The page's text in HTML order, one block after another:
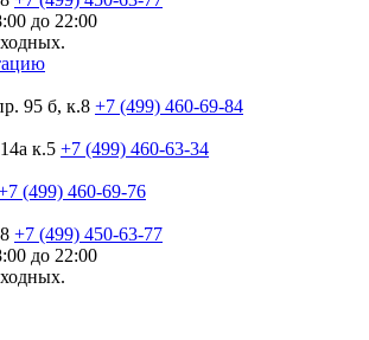
до 22:00
95 б, к.8 +7 (499) 460-69-84
к.5 +7 (499) 460-63-34
(499) 460-69-76
+7 (499) 450-63-77
до 22:00